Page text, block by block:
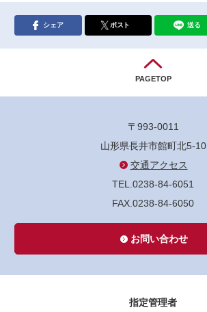
シェア ポスト 送る
PAGETOP
〒993-0011
山形県長井市館町北5-10
交通アクセス
TEL.0238-84-6051
FAX.0238-84-6050
お問い合わせ
指定管理者